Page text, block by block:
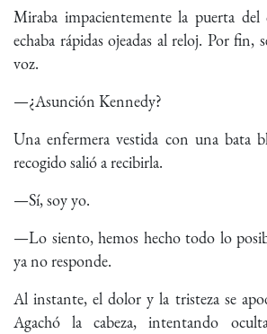
Miraba impacientemente la puerta
echaba rápidas ojeadas al reloj. Por fin,
voz.
—¿Asunción Kennedy?
Una enfermera vestida con una bata
recogido salió a recibirla.
—Sí, soy yo.
—Lo siento, hemos hecho todo lo
ya no responde.
Al instante, el dolor y la tristeza se
Agachó la cabeza, intentando